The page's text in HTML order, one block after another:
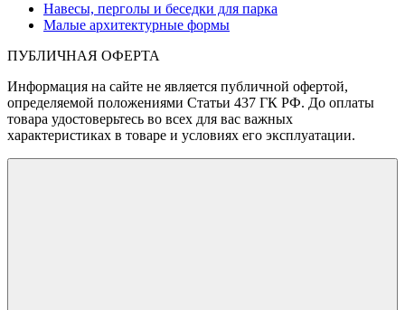
Навесы, перголы и беседки для парка
Малые архитектурные формы
ПУБЛИЧНАЯ ОФЕРТА
Информация на сайте не является публичной офертой,
определяемой положениями Статьи 437 ГК РФ. До оплаты
товара удостоверьтесь во всех для вас важных
характеристиках в товаре и условиях его эксплуатации.